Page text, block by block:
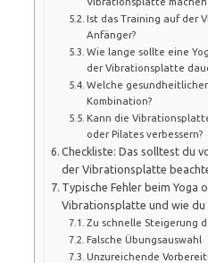
Ist das Training auf der
Anfänger?
Wie lange sollte eine
der Vibrationsplatte
Welche
Kombination?
Kann die
oder Pilates verbessern?
Checkliste: Das solltest du
der Vibrationsplatte
Typische Fehler beim Yoga
Vibrationsplatte und wie du
Zu schnelle Steigerung
Falsche Übungsauswahl
Unzureichende